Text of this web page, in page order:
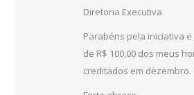
Diretoria Executiva
Parabéns pela iniciativa
de R$ 100,00 dos meus
creditados em dezembro.